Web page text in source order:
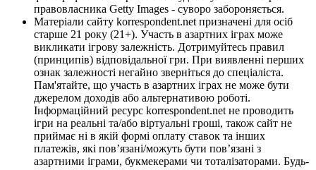
правовласника Getty Images - суворо забороняється.
Матеріали сайту korrespondent.net призначені для осіб
старше 21 року (21+). Участь в азартних іграх може
викликати ігрову залежність. Дотримуйтесь правил
(принципів) відповідальної гри. При виявленні перших
ознак залежності негайно зверніться до спеціаліста.
Пам'ятайте, що участь в азартних іграх не може бути
джерелом доходів або альтернативою роботі.
Інформаційний ресурс korrespondent.net не проводить
ігри на реальні та/або віртуальні гроші, також сайт не
приймає ні в якій формі оплату ставок та інших
платежів, які пов’язані/можуть бути пов’язані з
азартними іграми, букмекерами чи тоталізаторами. Будь-